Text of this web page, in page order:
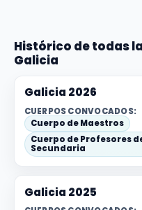
Histórico de todas
Galicia
Galicia 2026
CUERPOS CONVOCADOS:
Cuerpo de Maestros
Cuerpo de Profesores
Secundaria
Galicia 2025